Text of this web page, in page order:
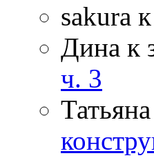
sakura
Дина к
ч. 3
Татьяна